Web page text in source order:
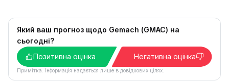
Який ваш прогноз щодо Gemach (GMAC) на
сьогодні?
Позитивна оцінка
Негативна оцінка
Примітка. Інформація надається лише в довідкових цілях.